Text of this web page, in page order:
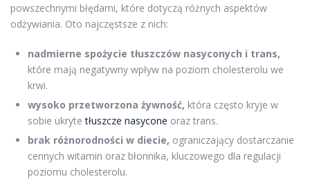
powszechnymi błędami, które dotyczą różnych aspektów
odżywiania. Oto najczęstsze z nich:
nadmierne spożycie tłuszczów nasyconych i trans,
które mają negatywny wpływ na poziom cholesterolu we
krwi.
wysoko przetworzona żywność, która często kryje w
sobie ukrytetłuszcze nasycone oraz trans.
brak różnorodności w diecie, ograniczający dostarczanie
cennych witamin oraz błonnika, kluczowego dla regulacji
poziomu cholesterolu.